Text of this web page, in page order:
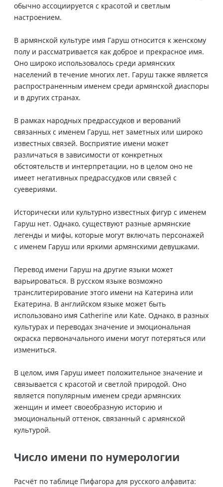
обычно ассоциируется с красотой и светлым
настроением.
В армянской культуре имя Гаруш относится к женскому
полу и рассматривается как доброе и прекрасное имя.
Оно широко использовалось среди армянских
населений в течение многих лет. Гаруш также является
распространенным именем среди армянской диаспоры
и в других странах.
В рамках народных предрассудков и верований
связанных с именем Гаруш, нет заметных или широко
известных связей. Восприятие имени может
различаться в зависимости от конкретных
обстоятельств и интерпретации, но в целом оно не
имеет негативных предрассудков или связей с
суевериями.
Исторически или культурно известных фигур с именем
Гаруш нет. Однако, существуют разные армянские
легенды и мифы, которые могут включать персонажей
с именем Гаруш или яркими армянскими девушками.
Перевод имени Гаруш на другие языки может
варьироваться. В русском языке возможно
транслитерирование этого имени на Катерина или
Екатерина. В английском языке может быть
использовано имя Catherine или Kate. Однако, в разных
культурах и переводах значение и эмоциональная
окраска первоначального имени могут потеряться или
измениться.
В целом, имя Гаруш имеет положительное значение и
связывается с красотой и светлой природой. Оно
является популярным именем среди армянских
женщин и имеет своеобразную историю и
эмоциональный оттенок, связанный с армянской
культурой.
Число имени по нумерологии
Расчёт по таблице Пифагора для русского алфавита: